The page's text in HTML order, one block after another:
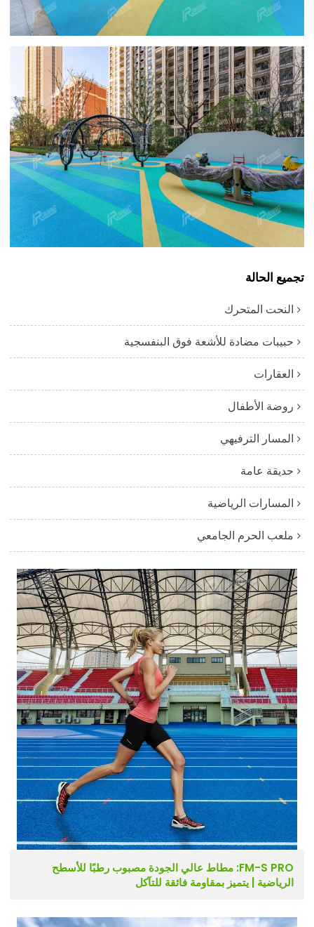
تجميع الحالة
النحت المتحرك
حبيبات مضادة للأشعة فوق البنفسجية
العقارات
روضة الأطفال
المسار الترفيهي
حديقة عامة
المسارات الرياضية
ملعب الحرم الجامعي
FM-S PRO: مطاط عالي الجودة مصبوب رطبًا للأسطح
الرياضية | يتميز بمقاومة فائقة للتآكل